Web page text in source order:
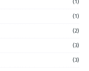
(1)
(1)
(2)
(3)
(3)